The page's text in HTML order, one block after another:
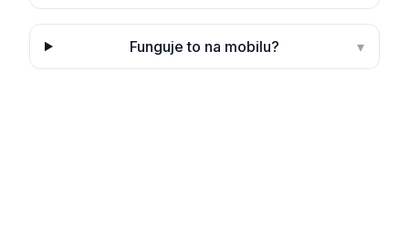
Funguje to na mobilu? ▾